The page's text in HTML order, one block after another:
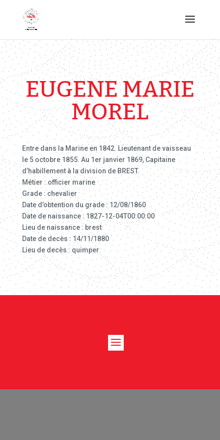
EUGENE MARIE
MOREL
Entre dans la Marine en 1842. Lieutenant de vaisseau
le 5 octobre 1855. Au 1er janvier 1869, Capitaine
d’habillement à la division de BREST.
Métier : officier marine
Grade : chevalier
Date d’obtention du grade : 12/08/1860
Date de naissance : 1827-12-04T00:00:00
Lieu de naissance : brest
Date de decès : 14/11/1880
Lieu de decès : quimper